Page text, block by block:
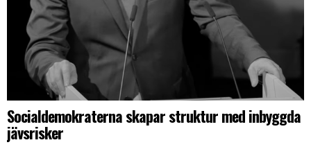
Socialdemokraterna skapar struktur med inbyggda
jävsrisker